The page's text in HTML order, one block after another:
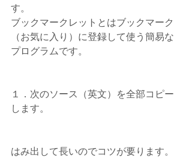
す。
ブックマークレットとはブックマーク
（お気に入り）に登録して使う簡易な
プログラムです。
１．次のソース（英文）を全部コピー
します。
はみ出して長いのでコツが要ります。